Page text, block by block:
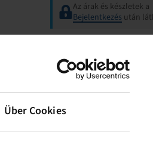
Über Cookies
Az árak és készletek a
Bejelentkezés után
Az árak és készletek a
után